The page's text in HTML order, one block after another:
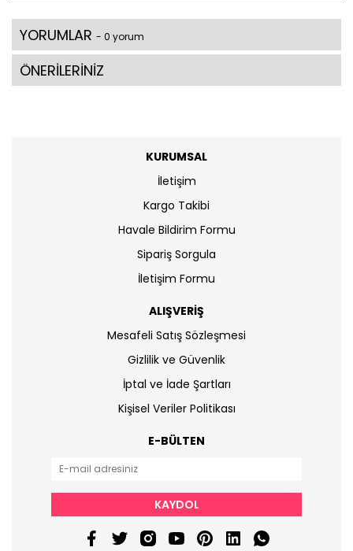
YORUMLAR - 0 yorum
ÖNERİLERİNİZ
KURUMSAL
İletişim
Kargo Takibi
Havale Bildirim Formu
Sipariş Sorgula
İletişim Formu
ALIŞVERİŞ
Mesafeli Satış Sözleşmesi
Gizlilik ve Güvenlik
İptal ve İade Şartları
Kişisel Veriler Politikası
E-BÜLTEN
KAYDOL